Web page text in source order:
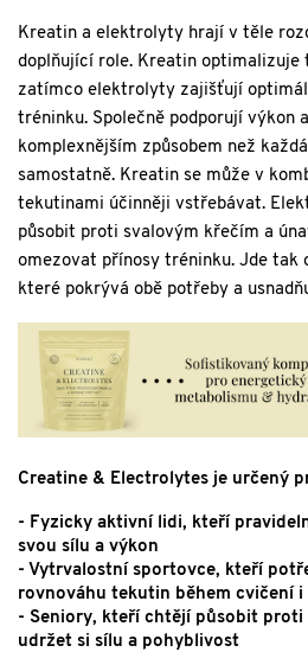
Kreatin a elektrolyty hrají v těle
doplňující role. Kreatin optimalizuje
zatímco elektrolyty zajišťují
tréninku. Společně podporují výkon
komplexnějším způsobem než
samostatně. Kreatin se může v
tekutinami účinněji vstřebávat.
působit proti svalovým křečím a
omezovat přínosy tréninku. Jde tak
které pokrývá obě potřeby a
Creatine & Electrolytes je určený
- Fyzicky aktivní lidi, kteří
svou sílu a výkon
- Vytrvalostní sportovce, kteří
rovnováhu tekutin během cvičení i
- Seniory, kteří chtějí působit proti
udržet si sílu a pohyblivost